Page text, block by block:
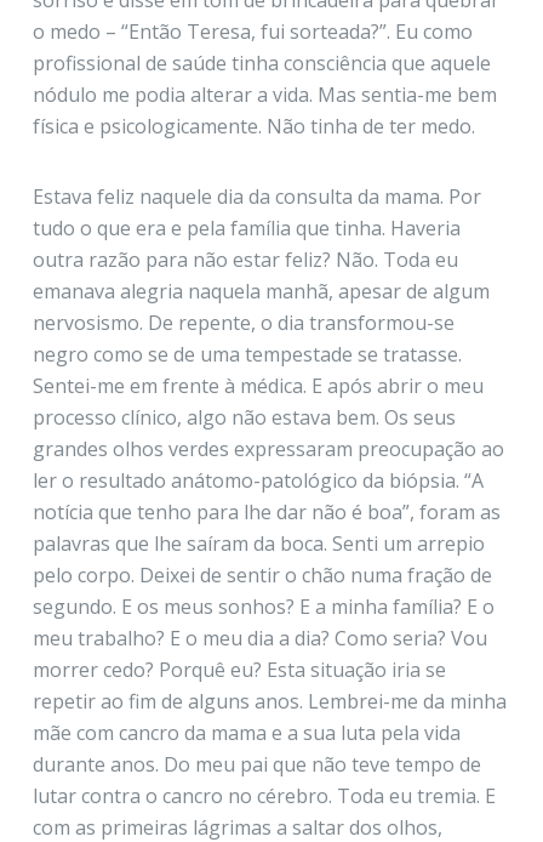
o medo – “Então Teresa, fui sorteada?”. Eu como
profissional de saúde tinha consciência que aquele
nódulo me podia alterar a vida. Mas sentia-me bem
física e psicologicamente. Não tinha de ter medo.
Estava feliz naquele dia da consulta da mama. Por
tudo o que era e pela família que tinha. Haveria
outra razão para não estar feliz? Não. Toda eu
emanava alegria naquela manhã, apesar de algum
nervosismo. De repente, o dia transformou-se
negro como se de uma tempestade se tratasse.
Sentei-me em frente à médica. E após abrir o meu
processo clínico, algo não estava bem. Os seus
grandes olhos verdes expressaram preocupação ao
ler o resultado anátomo-patológico da biópsia. “A
notícia que tenho para lhe dar não é boa”, foram as
palavras que lhe saíram da boca. Senti um arrepio
pelo corpo. Deixei de sentir o chão numa fração de
segundo. E os meus sonhos? E a minha família? E o
meu trabalho? E o meu dia a dia? Como seria? Vou
morrer cedo? Porquê eu? Esta situação iria se
repetir ao fim de alguns anos. Lembrei-me da minha
mãe com cancro da mama e a sua luta pela vida
durante anos. Do meu pai que não teve tempo de
lutar contra o cancro no cérebro. Toda eu tremia. E
com as primeiras lágrimas a saltar dos olhos,